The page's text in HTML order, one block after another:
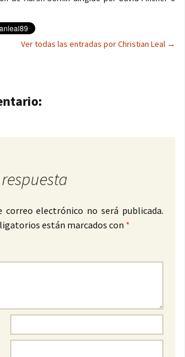
Ver todas las entradas por Christian Leal →
de entradas
correo electrónico no será publicada.
están marcados con *